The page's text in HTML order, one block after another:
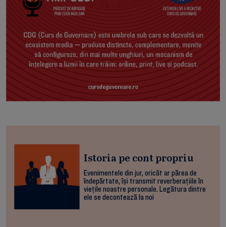
Istoria pe cont propriu
Evenimentele din jur, oricât ar părea de
îndepărtate, își transmit reverberațiile în
viețile noastre personale. Legătura dintre
ele se decontează la noi